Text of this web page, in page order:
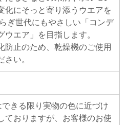
化にそっと寄り添うウエアを
ぎ世代にもやさしい「コンデ
ウエア」を目指します。
防止のため、乾燥機のご使用
さい。
きる限り実物の色に近づけ
ておりますが、お客様のお使